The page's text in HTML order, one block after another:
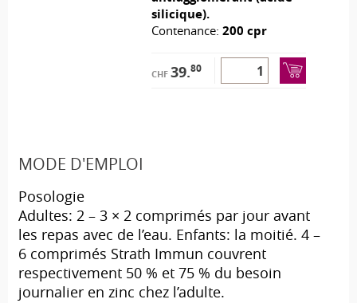
silicique).
Contenance: 200 cpr
CHF 39.80
MODE D'EMPLOI
Posologie
Adultes: 2 – 3 × 2 comprimés par jour avant
les repas avec de l’eau. Enfants: la moitié. 4 –
6 comprimés Strath Immun couvrent
respectivement 50 % et 75 % du besoin
journalier en zinc chez l’adulte.